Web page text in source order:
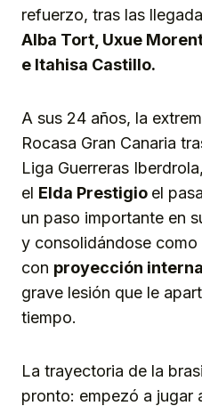
refuerzo, tras las
Alba Tort, Uxue
e Itahisa Castillo.
A sus 24 años, la
Rocasa Gran Canaria
Liga Guerreras
el Elda Prestigio el
un paso importante en
y consolidándose como
con proyección
grave lesión que le
tiempo.
La trayectoria de la
pronto: empezó a jugar